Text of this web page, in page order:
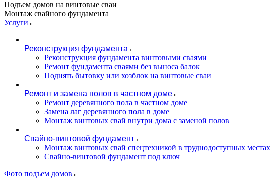
Подъем домов на винтовые сваи
Монтаж свайного фундамента
Услуги
Реконструкция фундамента
Реконструкция фундамента винтовыми сваями
Ремонт фундамента сваями без выноса балок
Поднять бытовку или хозблок на винтовые сваи
Ремонт и замена полов в частном доме
Ремонт деревянного пола в частном доме
Замена лаг деревянного пола в доме
Монтаж винтовых свай внутри дома с заменой полов
Свайно-винтовой фундамент
Монтаж винтовых свай спецтехникой в труднодоступных местах
Свайно-винтовой фундамент под ключ
Фото подъем домов